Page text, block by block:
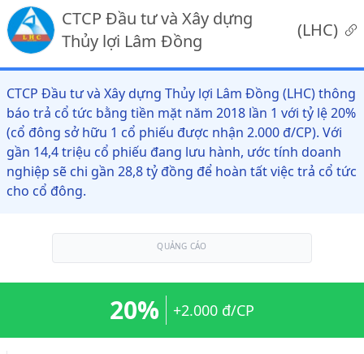
CTCP Đầu tư và Xây dựng
Thủy lợi Lâm Đồng
(LHC)
CTCP Đầu tư và Xây dựng Thủy lợi Lâm Đồng (LHC) thông
báo trả cổ tức bằng tiền mặt năm 2018 lần 1 với tỷ lệ 20%
(cổ đông sở hữu 1 cổ phiếu được nhận 2.000 đ/CP). Với
gần 14,4 triệu cổ phiếu đang lưu hành, ước tính doanh
nghiệp sẽ chi gần 28,8 tỷ đồng để hoàn tất việc trả cổ tức
cho cổ đông.
QUẢNG CÁO
20% +2.000 đ/CP